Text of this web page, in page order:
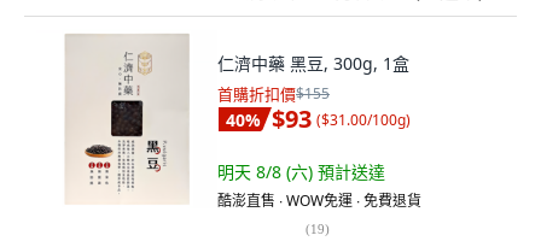
仁濟中藥 黑豆, 300g, 1盒
首購折扣價$155
40% $93 ($31.00/100g)
明天 8/8 (六) 預計送達
酷澎直售 ∙ WOW免運 ∙ 免費退貨
(19)